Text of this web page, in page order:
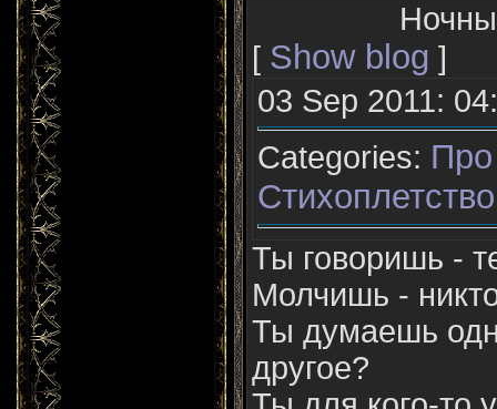
[ Show blog ]
03 Sep 2011:
Categories:
Стихоплетство
Ты говоришь -
Молчишь -
Ты думаешь
другое?